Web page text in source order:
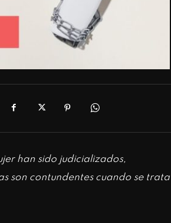
han sido judicializados,
son contundentes cuando se